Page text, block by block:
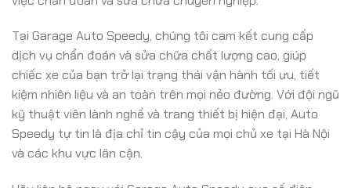
Tại Garage Auto Speedy, chúng tôi cam kết cung cấp
dịch vụ chẩn đoán và sửa chữa chất lượng cao, giúp
chiếc xe của bạn trở lại trạng thái vận hành tối ưu, tiết
kiệm nhiên liệu và an toàn trên mọi nẻo đường. Với đội ngũ
kỹ thuật viên lành nghề và trang thiết bị hiện đại, Auto
Speedy tự tin là địa chỉ tin cậy của mọi chủ xe tại Hà Nội
và các khu vực lân cận.